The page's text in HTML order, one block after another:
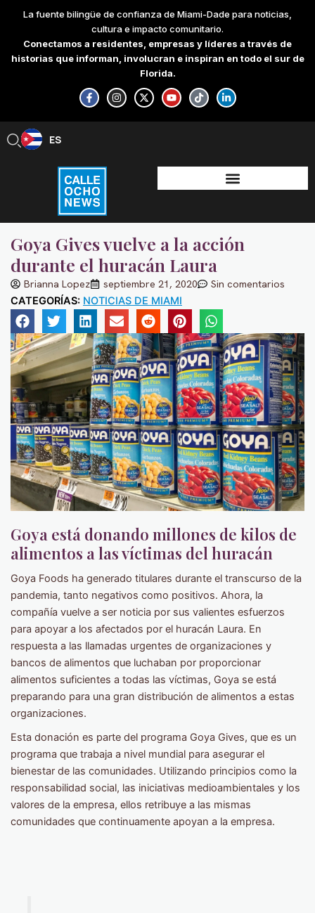
content
La fuente bilingüe de confianza de Miami-Dade para noticias,
cultura e impacto comunitario.
Conectamos a residentes, empresas y líderes a través de
historias que informan, involucran e inspiran en todo el sur de
Florida.
F
a
c
e
-
f
I
n
s
t
X
-
t
w
Y
o
u
t
T
i
k
t
L
i
n
k
-
i
n
ES
EN
Goya Gives vuelve a la acción
durante el huracán Laura
Brianna Lopez septiembre 21, 2020 Sin comentarios
CATEGORÍAS: NOTICIAS DE MIAMI
Goya está donando millones de kilos de
alimentos a las víctimas del huracán
Goya Foods ha generado titulares durante el transcurso de la
pandemia, tanto negativos como positivos. Ahora, la
compañía vuelve a ser noticia por sus valientes esfuerzos
para apoyar a los afectados por el huracán Laura. En
respuesta a las llamadas urgentes de organizaciones y
bancos de alimentos que luchaban por proporcionar
alimentos suficientes a todas las víctimas, Goya se está
preparando para una gran distribución de alimentos a estas
organizaciones.
Esta donación es parte del programa Goya Gives, que es un
programa que trabaja a nivel mundial para asegurar el
bienestar de las comunidades. Utilizando principios como la
responsabilidad social, las iniciativas medioambientales y los
valores de la empresa, ellos retribuye a las mismas
comunidades que continuamente apoyan a la empresa.